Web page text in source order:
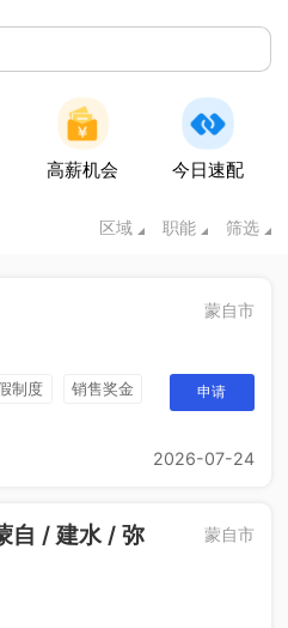
高薪机会 今日速配
区域 职能 筛选
蒙自市
制度
销售奖金
申请
2026-07-24
自 / 建水 / 弥
蒙自市